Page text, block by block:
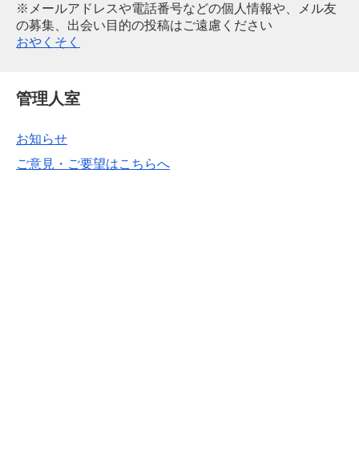
※メールアドレスや電話番号などの個人情報や、メル友
の募集、出会い目的の投稿はご遠慮ください
おやくそく
管理人室
お知らせ
ご意見・ご要望はこちらへ